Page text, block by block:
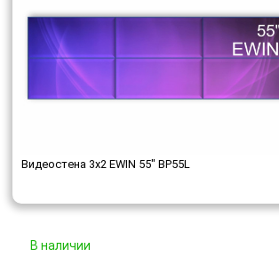
Видеостена 3x2 EWIN 55" BP55L
В наличии